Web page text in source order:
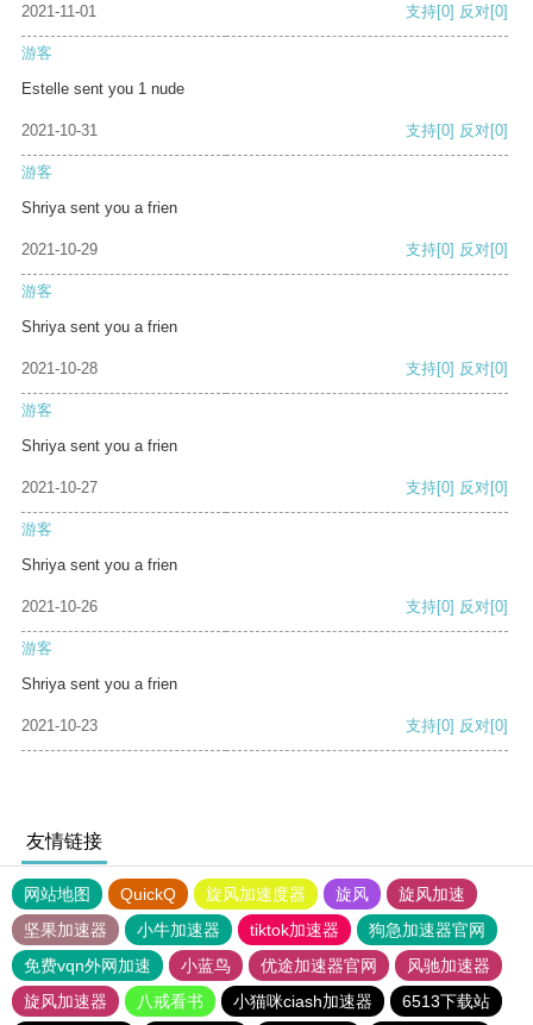
2021-11-01 支持[0] 反对[0]
游客
Estelle sent you 1 nude
2021-10-31 支持[0] 反对[0]
游客
Shriya sent you a frien
2021-10-29 支持[0] 反对[0]
游客
Shriya sent you a frien
2021-10-28 支持[0] 反对[0]
游客
Shriya sent you a frien
2021-10-27 支持[0] 反对[0]
游客
Shriya sent you a frien
2021-10-26 支持[0] 反对[0]
游客
Shriya sent you a frien
2021-10-23 支持[0] 反对[0]
友情链接
网站地图 QuickQ 旋风加速度器 旋风
旋风加速
坚果加速器
小牛加速器 tiktok加速器
狗急加速器官网
免费vqn外网加速
小蓝鸟 优途加速器官网
风驰加速器
旋风加速器
八戒看书 小猫咪ciash加速器 6513下载站